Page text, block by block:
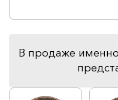
В продаже